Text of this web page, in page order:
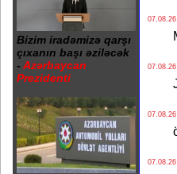
Bizim iradəmizə qarşı
çıxanın başı əziləcək
- Azərbaycan
Prezidenti
07.08.26
07.08.26
07.08.26
07.08.26